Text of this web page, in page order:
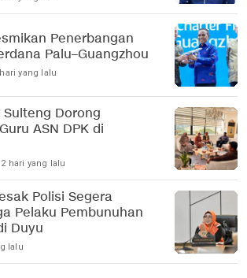
Penerbangan
Palu–Guangzhou
yang lalu
Sulteng Dorong
ASN DPK di
2 hari yang lalu
Polisi Segera
Pelaku Pembunuhan
Duyu
lalu